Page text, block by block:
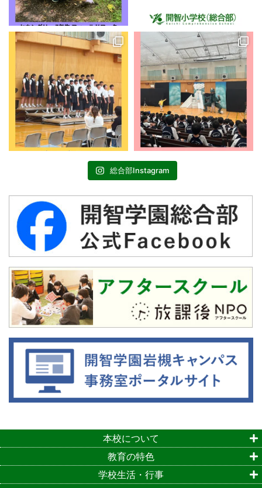
総合部Instagram
本校について
教育の特色
学校生活・行事